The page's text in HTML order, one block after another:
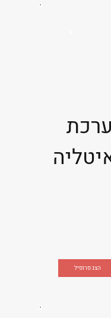
הצג פרופיל